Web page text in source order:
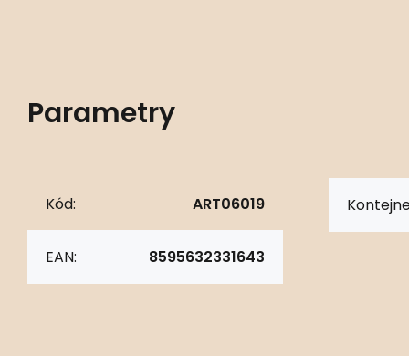
Parametry
Kód: ART06019
EAN: 8595632331643